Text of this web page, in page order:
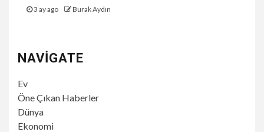
3 ay ago Burak Aydın
NAVIGATE
Ev
Öne Çıkan Haberler
Dünya
Ekonomi